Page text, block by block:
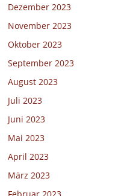
Dezember 2023
November 2023
Oktober 2023
September 2023
August 2023
Juli 2023
Juni 2023
Mai 2023
April 2023
März 2023